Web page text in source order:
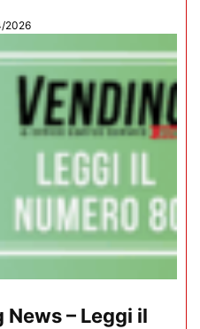
2026
– Leggi il